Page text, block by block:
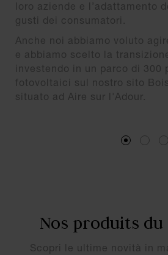
loro aziende e l’adattamento
gusti dei consumatori.
Anche noi abbiamo voluto
e abbiamo scelto la
investendo in un parco di 300
fotovoltaici sul nostro sito
situato ad Aire sur l'Adour.
Boisé® si impegna
PEFC. Inoltre, la tostatura
solare: una novità assoluta
Nos produits
Scopri le ultime novità in